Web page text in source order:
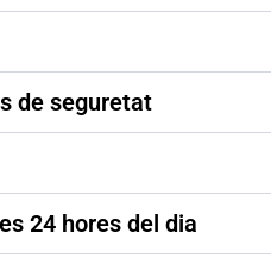
de seguretat
24 hores del dia